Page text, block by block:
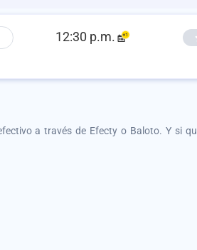
12:30 p.m.
a través de Efecty o Baloto. Y si